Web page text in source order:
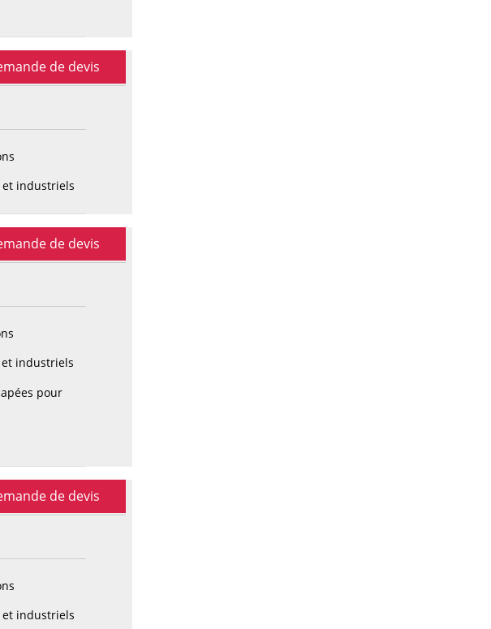
de devis
et industriels
de devis
industriels
pour
de devis
et industriels